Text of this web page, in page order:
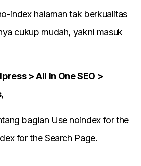
index halaman tak berkualitas
cukup mudah, yakni masuk
> All In One SEO >
,
bagian Use noindex for the
for the Search Page.